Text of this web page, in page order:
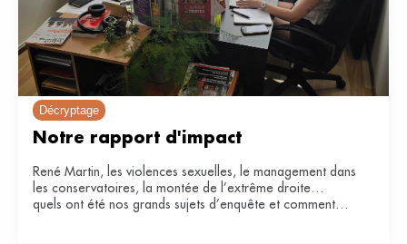
Décryptage
Notre rapport d'impact
René Martin, les violences sexuelles, le management dans
les conservatoires, la montée de l’extrême droite…
quels ont été nos grands sujets d’enquête et comment